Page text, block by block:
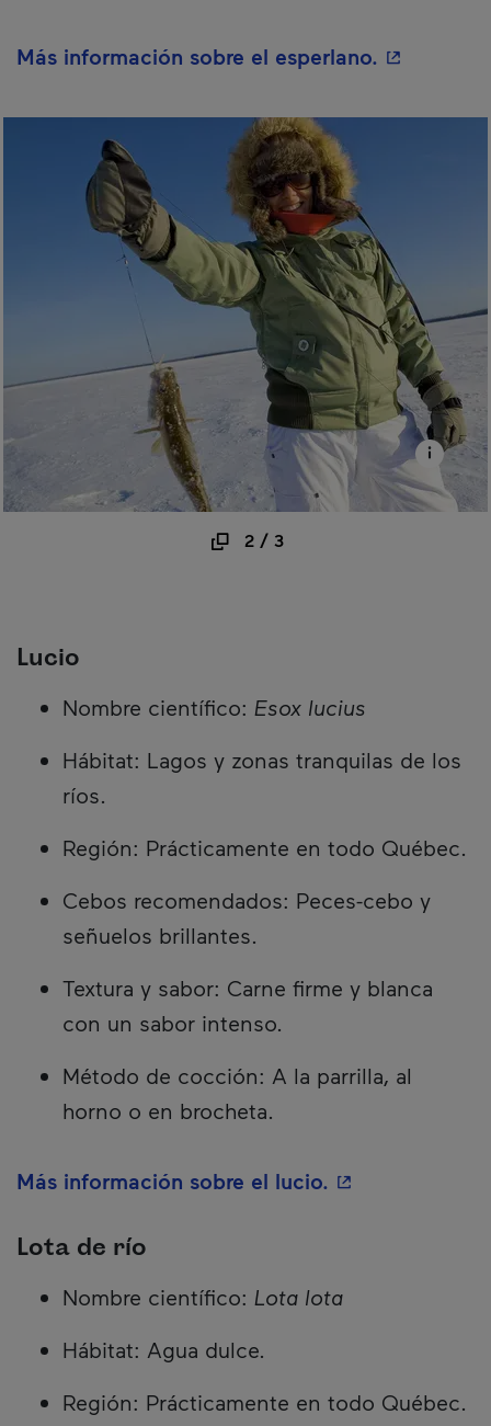
Más información sobre el esperlano. - Este
2/ 3
Lucio
Nombre científico: Esox lucius
Hábitat: Lagos y zonas tranquilas de los
ríos.
Región: Prácticamente en todo Québec.
Cebos recomendados: Peces-cebo y
señuelos brillantes.
Textura y sabor: Carne firme y blanca
con un sabor intenso.
Método de cocción: A la parrilla, al
horno o en brocheta.
Más información sobre el lucio. - Este
Lota de río
Nombre científico: Lota lota
Hábitat: Agua dulce.
Región: Prácticamente en todo Québec.